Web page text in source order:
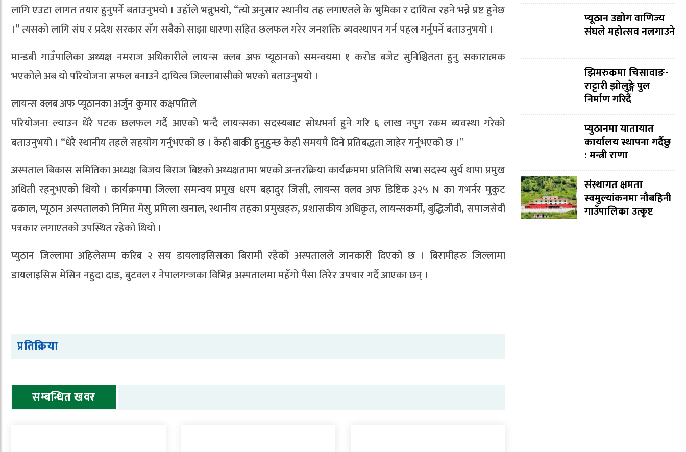
लागि एउटा लागत तयार हुनुपर्ने बताउनुभयो । उहाँले भन्नुभयो, “त्यो अनुसार स्थानीय तह लगाएतले के भुमिका र दायित्व रहने भन्ने प्रष्ट हुनेछ
।” त्यसको लागि संघ र प्रदेश सरकार सँग सबैको साझा धारणा सहित छलफल गरेर जनशक्ति ब्यवस्थापन गर्न पहल गर्नुपर्ने बताउनुभयो ।
मान्डबी गाउँपालिका अध्यक्ष नमराज अधिकारीले लायन्स क्लब अफ प्यूठानको समन्वयमा १ करोड बजेट सुनिश्चितता हुनु सकारात्मक
भएकोले अब यो परियोजना सफल बनाउने दायित्व जिल्लाबासीको भएको बताउनुभयो ।
लायन्स क्लब अफ प्यूठानका अर्जुन कुमार कक्षपतिले
परियोजना ल्याउन धेरै पटक छलफल गर्दै आएको भन्दै लायन्सका सदस्यबाट सोधभर्ना हुने गरि ६ लाख नपुग रकम ब्यवस्था गरेको
बताउनुभयो । “धेरै स्थानीय तहले सहयोग गर्नुभएको छ । केही बाकी हुनुहुन्छ केही समयमै दिने प्रतिबद्धता जाहेर गर्नुभएको छ ।”
अस्पताल बिकास समितिका अध्यक्ष बिजय बिराज बिष्टको अध्यक्षतामा भएको अन्तरक्रिया कार्यक्रममा प्रतिनिधि सभा सदस्य सुर्य थापा प्रमुख
अथिती रहनुभएको थियो । कार्यक्रममा जिल्ला समन्वय प्रमुख धरम बहादुर जिसी, लायन्स क्लव अफ डिष्टिक ३२५ N का गभर्नर मुकुट
ढकाल, प्यूठान अस्पतालको निमित्त मेसु प्रमिला खनाल, स्थानीय तहका प्रमुखहरु, प्रशासकीय अधिकृत, लायन्सकर्मी, बुद्धिजीवी, समाजसेवी
पत्रकार लगाएतको उपस्थित रहेको थियो ।
प्युठान जिल्लामा अहिलेसम्म करिब २ सय डायलाइसिसका बिरामी रहेको अस्पतालले जानकारी दिएको छ । बिरामीहरु जिल्लामा
डायलाइसिस मेसिन नहुदा दाङ, बुटवल र नेपालगन्जका विभिन्न अस्पतालमा महँगो पैसा तिरेर उपचार गर्दै आएका छन् ।
प्रतिक्रिया
सम्बन्धित खवर
प्यूठान उद्योग वाणिज्य
संघले महोत्सव नलगाउने
झिमरुकमा चिसावाङ-
राट्टारी झोलुङ्गे पुल
निर्माण गरिदैं
प्युठानमा यातायात
कार्यालय स्थापना गर्दैछु
: मन्त्री राणा
संस्थागत क्षमता
स्वमुल्यांकनमा नौबहिनी
गाउँपालिका उत्कृष्ट